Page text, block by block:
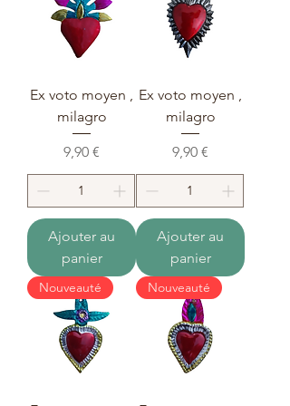
Ex voto moyen ,
milagro
Prix
9,90 €
Ajouter au
panier
Ex voto moyen ,
milagro
Prix
9,90 €
Ajouter au
panier
Nouveauté Nouveauté